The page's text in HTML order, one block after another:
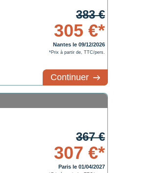
383 €
305 €*
Nantes le 09/12/2026
*Prix à partir de, TTC/pers.
Continuer
367 €
307 €*
Paris le 01/04/2027